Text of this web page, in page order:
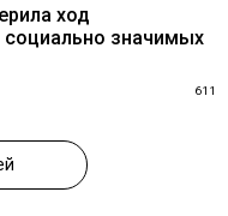
ход
социально значимых
611